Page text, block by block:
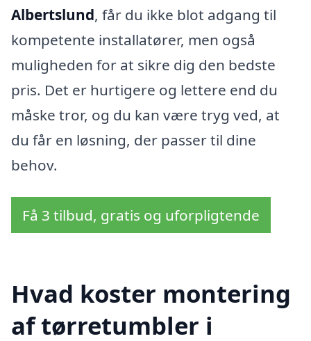
Albertslund, får du ikke blot adgang til
kompetente installatører, men også
muligheden for at sikre dig den bedste
pris. Det er hurtigere og lettere end du
måske tror, og du kan være tryg ved, at
du får en løsning, der passer til dine
behov.
Få 3 tilbud, gratis og uforpligtende
Hvad koster montering
af tørretumbler i